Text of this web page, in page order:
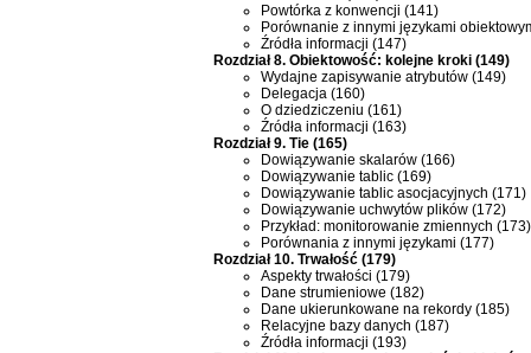
Powtórka z konwencji (141)
Porównanie z innymi językami
Źródła informacji (147)
Rozdział 8. Obiektowość: kolejne kroki (149)
Wydajne zapisywanie atrybutów (149)
Delegacja (160)
O dziedziczeniu (161)
Źródła informacji (163)
Rozdział 9. Tie (165)
Dowiązywanie skalarów (166)
Dowiązywanie tablic (169)
Dowiązywanie tablic asocjacyjnych (171)
Dowiązywanie uchwytów plików (172)
Przykład: monitorowanie zmiennych (173)
Porównania z innymi językami (177)
Rozdział 10. Trwałość (179)
Aspekty trwałości (179)
Dane strumieniowe (182)
Dane ukierunkowane na rekordy (185)
Relacyjne bazy danych (187)
Źródła informacji (193)